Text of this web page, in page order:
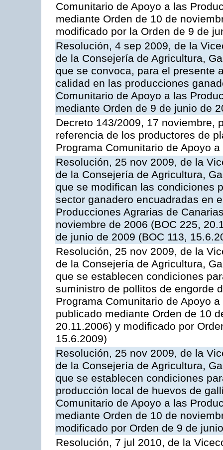
Comunitario de Apoyo a las
mediante Orden de 10 de
modificado por la Orden de 9 de
Resolución, 4 sep 2009, de la
de la Consejería de Agricultura,
que se convoca, para el presente
calidad en las producciones
Comunitario de Apoyo a las
mediante Orden de 9 de junio de
Decreto 143/2009, 17 noviembre,
referencia de los productores de
Programa Comunitario de Apoyo
Resolución, 25 nov 2009, de la
de la Consejería de Agricultura,
que se modifican las condiciones
sector ganadero encuadradas en
Producciones Agrarias de
noviembre de 2006 (BOC 225,
de junio de 2009 (BOC 113,
Resolución, 25 nov 2009, de la
de la Consejería de Agricultura,
que se establecen condiciones
suministro de pollitos de engorde
Programa Comunitario de Apoyo
publicado mediante Orden de 10
20.11.2006) y modificado por
15.6.2009)
Resolución, 25 nov 2009, de la
de la Consejería de Agricultura,
que se establecen condiciones
producción local de huevos de
Comunitario de Apoyo a las
mediante Orden de 10 de
modificado por Orden de 9 de
Resolución, 7 jul 2010, de la